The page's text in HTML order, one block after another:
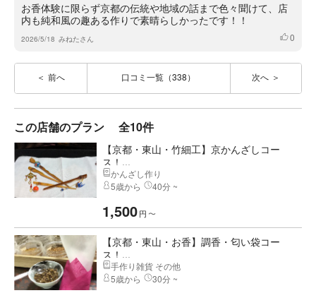
お香体験に限らず京都の伝統や地域の話まで色々聞けて、店
内も純和風の趣ある作りで素晴らしかったです！！
2026/5/18 みねたさん いいね
0
前へ 口コミ一覧（338） 次へ
この店舗のプラン 全10件
【京都・東山・竹細工】京かんざしコー
ス！...
かんざし作り
5歳から
40分 ~
1,500円 〜
【京都・東山・お香】調香・匂い袋コー
ス！...
手作り雑貨 その他
5歳から
30分 ~